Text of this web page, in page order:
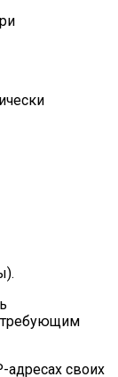
требующим
адресах своих